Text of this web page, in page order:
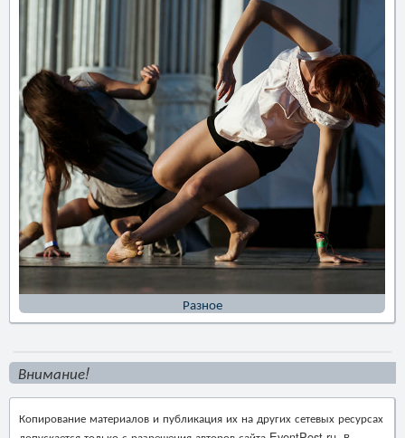
Разное
Внимание!
Копирование материалов и публикация их на других сетевых ресурсах